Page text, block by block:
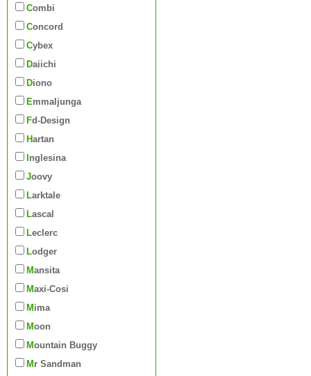
Combi
Concord
Cybex
Daiichi
Diono
Emmaljunga
Fd-Design
Hartan
Inglesina
Joovy
Larktale
Lascal
Leclerc
Lodger
Mansita
Maxi-Cosi
Mima
Moon
Mountain Buggy
Mr Sandman